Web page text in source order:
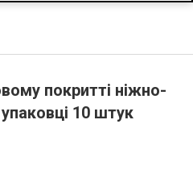
покритті ніжно-
10 штук